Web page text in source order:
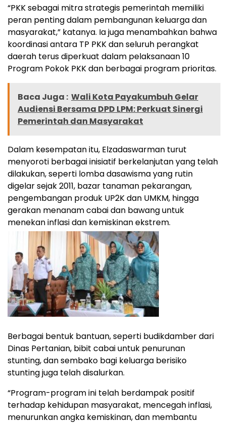
“PKK sebagai mitra strategis pemerintah memiliki
peran penting dalam pembangunan keluarga dan
masyarakat,” katanya. Ia juga menambahkan bahwa
koordinasi antara TP PKK dan seluruh perangkat
daerah terus diperkuat dalam pelaksanaan 10
Program Pokok PKK dan berbagai program prioritas.
Baca Juga : Wali Kota Payakumbuh Gelar
Audiensi Bersama DPD LPM: Perkuat Sinergi
Pemerintah dan Masyarakat
Dalam kesempatan itu, Elzadaswarman turut
menyoroti berbagai inisiatif berkelanjutan yang telah
dilakukan, seperti lomba dasawisma yang rutin
digelar sejak 2011, bazar tanaman pekarangan,
pengembangan produk UP2K dan UMKM, hingga
gerakan menanam cabai dan bawang untuk
menekan inflasi dan kemiskinan ekstrem.
Berbagai bentuk bantuan, seperti budikdamber dari
Dinas Pertanian, bibit cabai untuk penurunan
stunting, dan sembako bagi keluarga berisiko
stunting juga telah disalurkan.
“Program-program ini telah berdampak positif
terhadap kehidupan masyarakat, mencegah inflasi,
menurunkan angka kemiskinan, dan membantu